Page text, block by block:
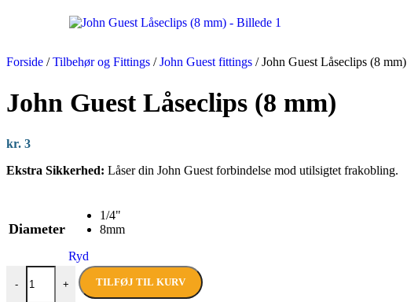
Forside / Tilbehør og Fittings / John Guest fittings / John Guest Låseclips (8 mm)
John Guest Låseclips (8 mm)
kr. 3
Ekstra Sikkerhed: Låser din John Guest forbindelse mod utilsigtet frakobling.
Diameter
1/4"
8mm
Ryd
-
John Guest Låseclips (8 mm) antal
+ TILFØJ TIL KURV